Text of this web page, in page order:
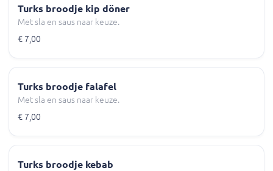
Turks broodje kip döner
Met sla en saus naar keuze.
€ 7,00
Turks broodje falafel
Met sla en saus naar keuze.
€ 7,00
Turks broodje kebab